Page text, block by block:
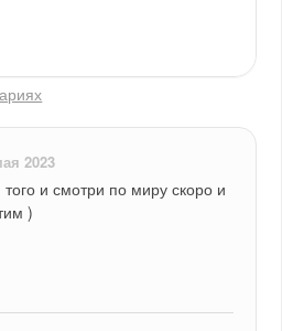
2023
и смотри по миру скоро и
)